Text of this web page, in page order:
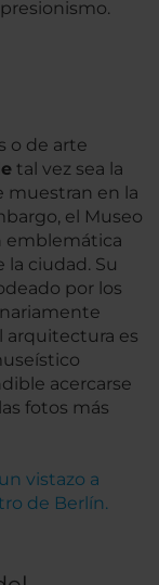
o de arte
tal vez sea la
muestran en la
el Museo
emblemática
ciudad. Su
por los
arquitectura es
acercarse
fotos más
vistazo a
de Berlín.